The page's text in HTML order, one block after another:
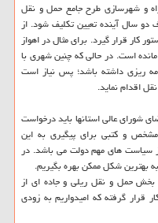
و شهرسازی طرح جامع حمل و نقل
دو سال آینده تعیین تکلیف شود. از
کار قرار گیرد. برای مثال در اهواز
است. در حالی که چنین شهری با
ریزی داشته باشد؛ پس نیاز است
اقدام نماید.
شورای عالی استانها باید درخواست
و کتبی برای پیگیری به این
از سیاست های مهم دولت می باشد. در
بهترین شکل ممکن بهره بگیریم.
بخش حمل و نقل ریلی و جاده ای از
گرفته که امیدواریم به زودی